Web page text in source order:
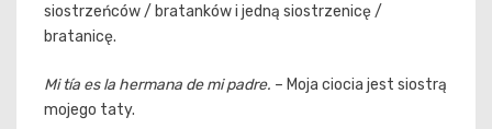
siostrzeńców / bratanków i jedną siostrzenicę /
bratanicę.
Mi tía es la hermana de mi padre. – Moja ciocia jest siostrą
mojego taty.